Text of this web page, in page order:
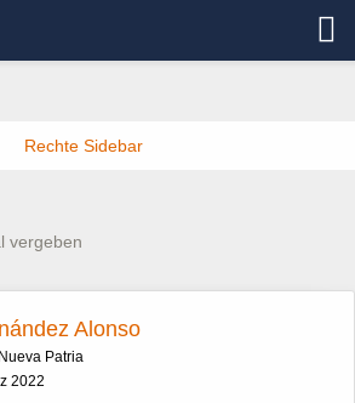
vergeben
Alonso
Patria
2022